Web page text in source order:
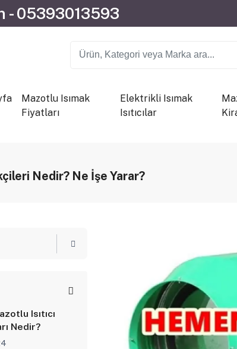
- 05393013593
Mazotlu Isımak
Fiyatları
Elektrikli Isımak
Isıtıcılar
Nedir? Ne İşe Yarar?
Isıtıcı
Nedir?